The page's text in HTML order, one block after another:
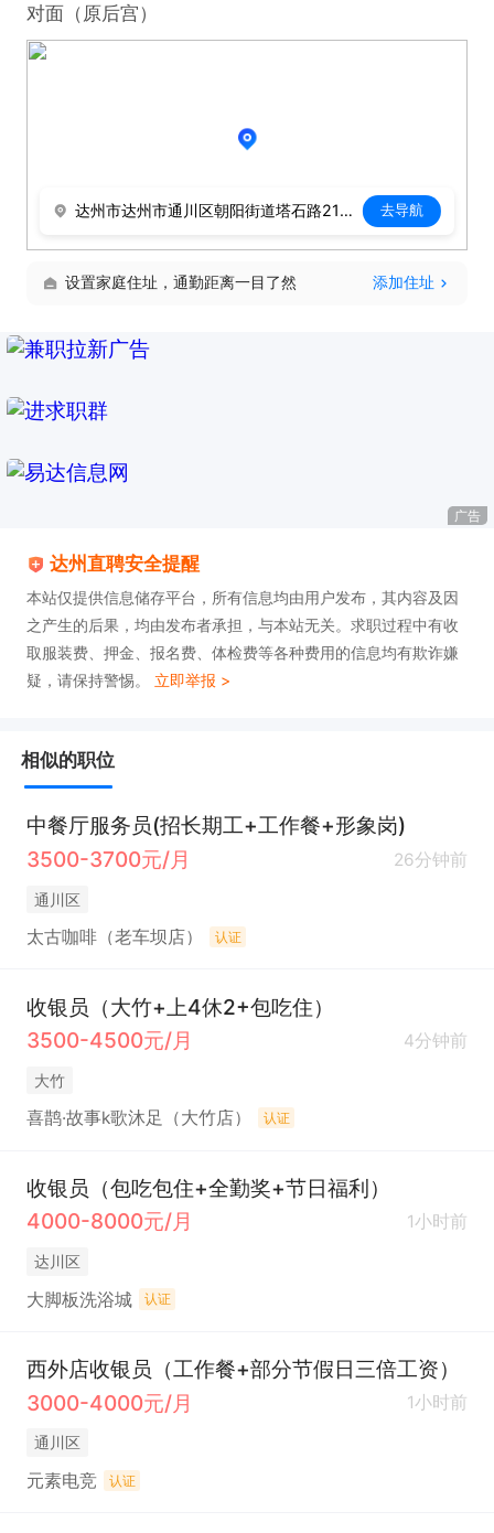
对面（原后宫）
达州市达州市通川区朝阳街道塔石路219号广卫苑对面（原后宫） 去导航
设置家庭住址，通勤距离一目了然 添加住址
广告
达州直聘安全提醒
本站仅提供信息储存平台，所有信息均由用户发布，其内容及因
之产生的后果，均由发布者承担，与本站无关。求职过程中有收
取服装费、押金、报名费、体检费等各种费用的信息均有欺诈嫌
疑，请保持警惕。 立即举报 >
相似的职位
中餐厅服务员(招长期工+工作餐+形象岗)
3500-3700元/月
26分钟前
通川区
太古咖啡（老车坝店） 认证
收银员（大竹+上4休2+包吃住）
3500-4500元/月
4分钟前
大竹
喜鹊·故事k歌沐足（大竹店） 认证
收银员（包吃包住+全勤奖+节日福利）
4000-8000元/月
1小时前
达川区
大脚板洗浴城 认证
西外店收银员（工作餐+部分节假日三倍工资）
3000-4000元/月
1小时前
通川区
元素电竞 认证